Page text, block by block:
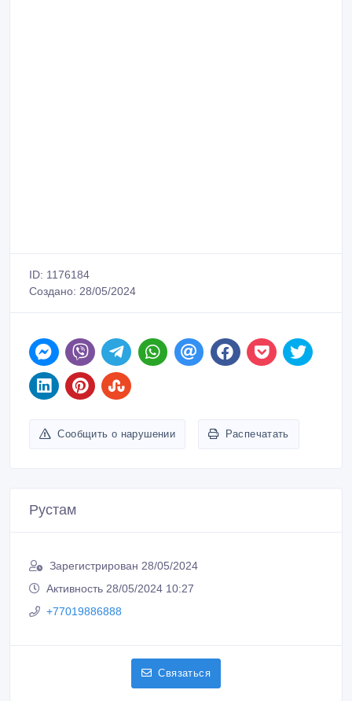
ID: 1176184
Создано: 28/05/2024
Сообщить о нарушении Распечатать
Рустам
Зарегистрирован 28/05/2024
Активность 28/05/2024 10:27
+77019886888
Связаться